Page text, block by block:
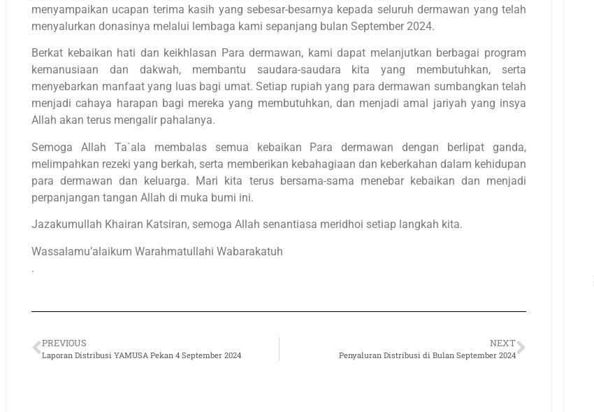
menyampaikan ucapan terima kasih yang sebesar-besarnya kepada seluruh dermawan yang telah
menyalurkan donasinya melalui lembaga kami sepanjang bulan September 2024.
Berkat kebaikan hati dan keikhlasan Para dermawan, kami dapat melanjutkan berbagai program
kemanusiaan dan dakwah, membantu saudara-saudara kita yang membutuhkan, serta
menyebarkan manfaat yang luas bagi umat. Setiap rupiah yang para dermawan sumbangkan telah
menjadi cahaya harapan bagi mereka yang membutuhkan, dan menjadi amal jariyah yang insya
Allah akan terus mengalir pahalanya.
Semoga Allah Ta`ala membalas semua kebaikan Para dermawan dengan berlipat ganda,
melimpahkan rezeki yang berkah, serta memberikan kebahagiaan dan keberkahan dalam kehidupan
para dermawan dan keluarga. Mari kita terus bersama-sama menebar kebaikan dan menjadi
perpanjangan tangan Allah di muka bumi ini.
Jazakumullah Khairan Katsiran, semoga Allah senantiasa meridhoi setiap langkah kita.
Wassalamu’alaikum Warahmatullahi Wabarakatuh
.
PREVIOUS
Laporan Distribusi YAMUSA Pekan 4 September 2024
NEXT
Penyaluran Distribusi di Bulan September 2024